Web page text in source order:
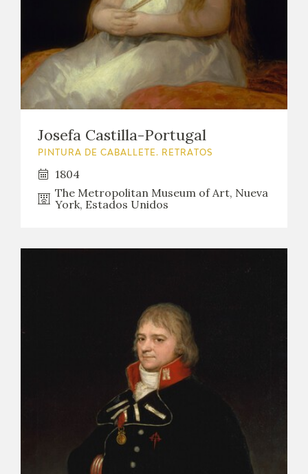
Josefa Castilla-Portugal
PINTURA DE CABALLETE. RETRATOS
1804
The Metropolitan Museum of Art, Nueva
York, Estados Unidos